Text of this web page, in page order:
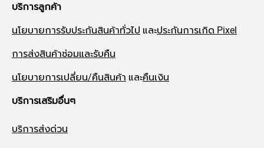
บริการลูกค้า
นโยบายการรับประกันสินค้าทั่วไป และประกันการเกิด Pixel
การส่งสินค้าซ่อมและรับคืน
นโยบายการเปลี่ยน/คืนสินค้า และคืนเงิน
บริการเสริมอื่นๆ
บริการส่งด่วน